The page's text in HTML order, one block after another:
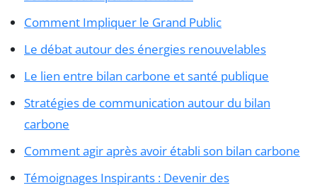
Comment Impliquer le Grand Public
Le débat autour des énergies renouvelables
Le lien entre bilan carbone et santé publique
Stratégies de communication autour du bilan
carbone
Comment agir après avoir établi son bilan carbone
Témoignages Inspirants : Devenir des